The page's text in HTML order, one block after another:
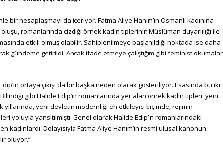
hesaplaşmayı da içeriyor. Fatma Aliye Hanım’ın Osmanlı kadınına
romanlarında çizdiği örnek kadın tiplerinin Müslüman duyarlılığı ile
etkili olmuş olabilir. Sahiplenilmeye başlanıldığı noktada ise daha
gündeme getirildi. Ancak ifade etmeye çalıştığım gibi feminist okumalar
ortaya çıkışı da bir başka neden olarak gösteriliyor. Esasında bu iki
gibi Halide Edip’in romanlarında yer alan örnek kadın tipleri, yeni
yıllarında, yeni devletin modernliği en etkileyici biçimde, rejimin
yoluyla yansıtılmıştı. Genel olarak Halide Edip’in romanlarındaki
kadınlardı. Dolayısıyla Fatma Aliye Hanım’ın resmi ulusal kanonun
oluyor.”